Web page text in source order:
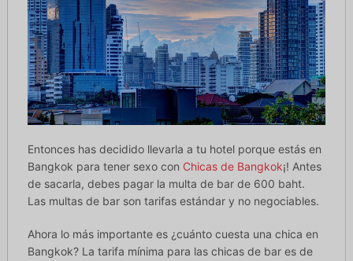
Entonces has decidido llevarla a tu hotel porque estás en
Bangkok para tener sexo con Chicas de Bangkok¡! Antes
de sacarla, debes pagar la multa de bar de 600 baht.
Las multas de bar son tarifas estándar y no negociables.
Ahora lo más importante es ¿cuánto cuesta una chica en
Bangkok? La tarifa mínima para las chicas de bar es de